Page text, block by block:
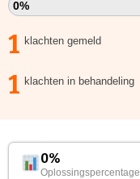
0%
1 klachten gemeld
1 klachten in behandeling
0%
Oplossingspercentage